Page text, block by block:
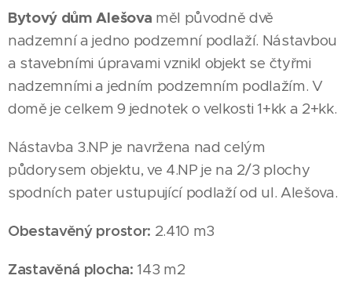
Bytový dům Alešova měl původně dvě
nadzemní a jedno podzemní podlaží. Nástavbou
a stavebními úpravami vznikl objekt se čtyřmi
nadzemními a jedním podzemním podlažím. V
domě je celkem 9 jednotek o velkosti 1+kk a 2+kk.
Nástavba 3.NP je navržena nad celým
půdorysem objektu, ve 4.NP je na 2/3 plochy
spodních pater ustupující podlaží od ul. Alešova.
Obestavěný prostor: 2.410 m3
Zastavěná plocha: 143 m2